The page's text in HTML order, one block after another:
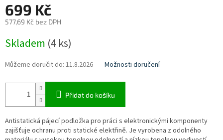
699 Kč
577,69 Kč bez DPH
cena:
Skladem (4 ks)
Můžeme doručit do: 11.8.2026 Možnosti doručení
Přidat do košíku
Antistatická pájecí podložka pro práci s elektronickými komponenty
zajišťuje ochranu proti statické elektřině. Je vyrobena z odolného